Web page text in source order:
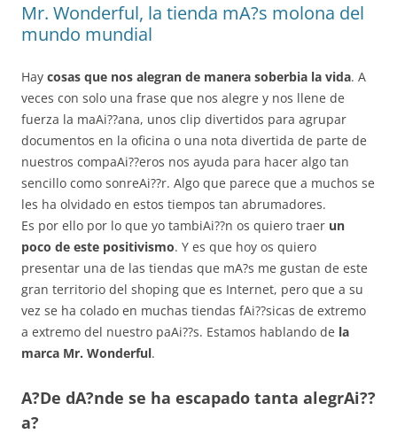
Mr. Wonderful, la tienda mA?s molona del
mundo mundial
Hay cosas que nos alegran de manera soberbia la vida. A
veces con solo una frase que nos alegre y nos llene de
fuerza la maAi??ana, unos clip divertidos para agrupar
documentos en la oficina o una nota divertida de parte de
nuestros compaAi??eros nos ayuda para hacer algo tan
sencillo como sonreAi??r. Algo que parece que a muchos se
les ha olvidado en estos tiempos tan abrumadores.
Es por ello por lo que yo tambiAi??n os quiero traer un
poco de este positivismo. Y es que hoy os quiero
presentar una de las tiendas que mA?s me gustan de este
gran territorio del shoping que es Internet, pero que a su
vez se ha colado en muchas tiendas fAi??sicas de extremo
a extremo del nuestro paAi??s. Estamos hablando de la
marca Mr. Wonderful.
A?De dA?nde se ha escapado tanta alegrAi??
a?